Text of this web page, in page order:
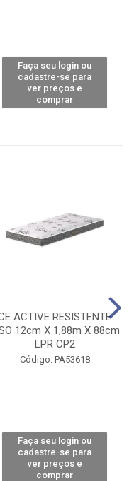
Faça seu login ou
cadastre-se para
ver preços e
comprar
ACTIVE RESISTENTE
12cm X 1,88m X 88cm
LPR CP2
Código: PA53618
Faça seu login ou
cadastre-se para
ver preços e
comprar